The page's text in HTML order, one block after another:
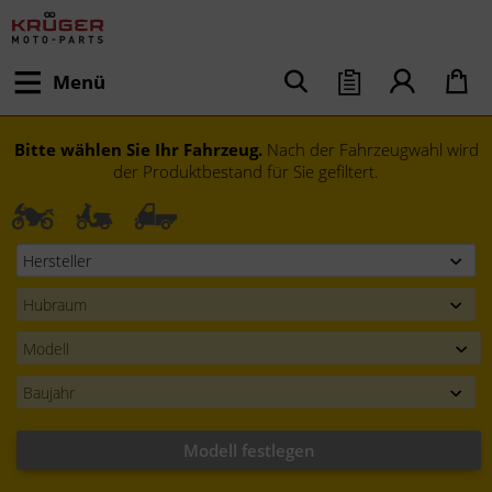
Menü
Bitte wählen Sie Ihr Fahrzeug. Nach der Fahrzeugwahl wird
der Produktbestand für Sie gefiltert.
Modell festlegen